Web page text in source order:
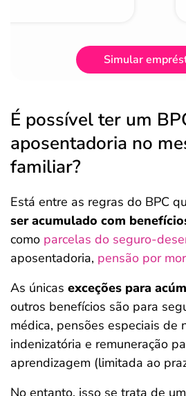
Simular
É possível ter um
aposentadoria no
familiar?
Está entre as regras do BPC
ser acumulado com
como parcelas do seguro-
aposentadoria, pensão por
As únicas exceções para
outros benefícios são para
médica, pensões especiais de
indenizatória e remuneração
aprendizagem (limitada ao
No entanto, isso se trata de